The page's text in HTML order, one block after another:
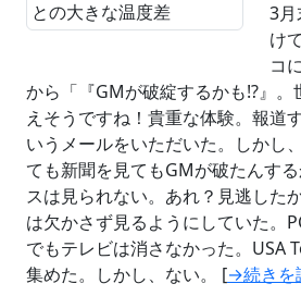
3月
け
コ
から「『GMが破綻するかも!?』。
えそうですね！貴重な体験。報道
いうメールをいただいた。しかし
ても新聞を見てもGMが破たんす
スは見られない。あれ？見逃した
は欠かさず見るようにしていた。
でもテレビは消さなかった。USA
集めた。しかし、ない。 [→続きを